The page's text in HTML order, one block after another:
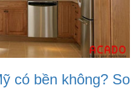
có bền không? So